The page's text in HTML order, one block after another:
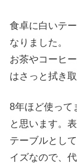
食卓に白いテ
なりました。
お茶やコーヒ
はさっと拭き
8年ほど使って
と思います。
テーブルとし
イズなので、